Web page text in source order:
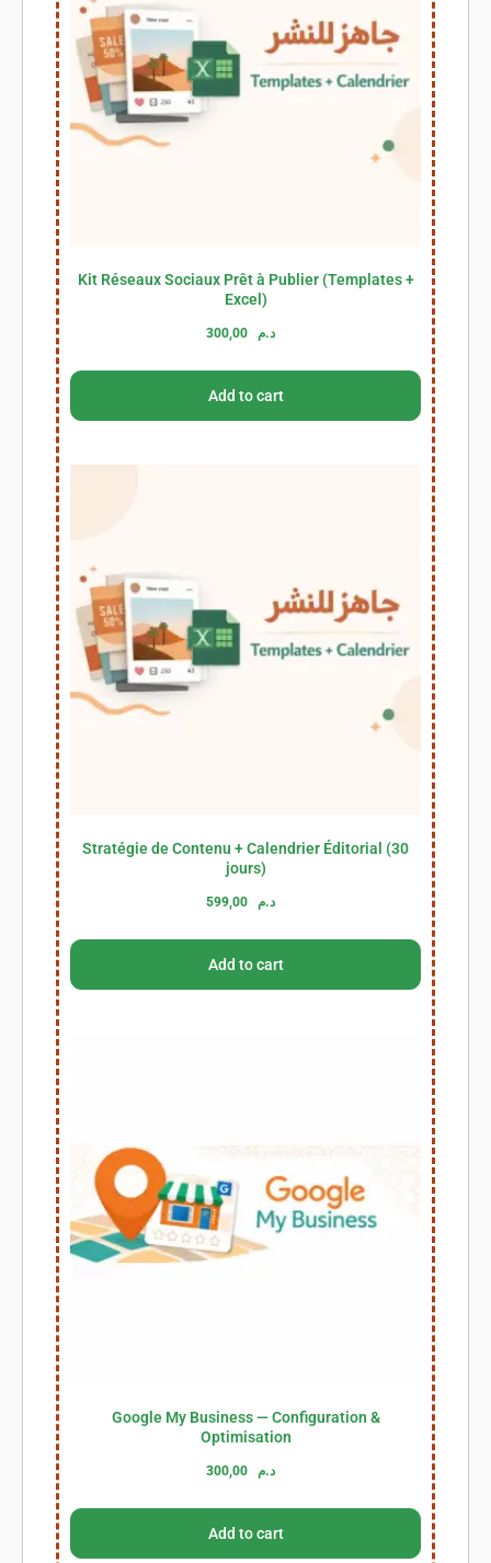
Kit Réseaux Sociaux Prêt à Publier (Templates +
Excel)
300,00 د.م
Add to cart
Stratégie de Contenu + Calendrier Éditorial (30
jours)
599,00 د.م
Add to cart
Google My Business — Configuration &
Optimisation
300,00 د.م
Add to cart